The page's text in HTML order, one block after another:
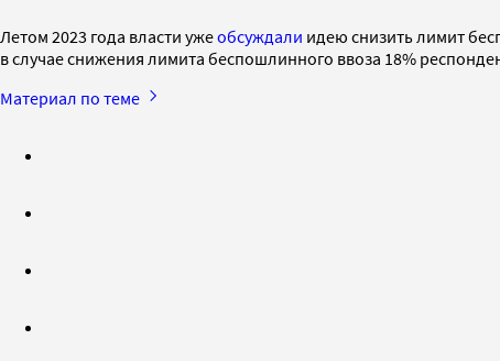
Летом 2023 года власти ужеобсуждали идею снизить лимит
в случае снижения лимита беспошлинного ввоза 18%
Материал по теме